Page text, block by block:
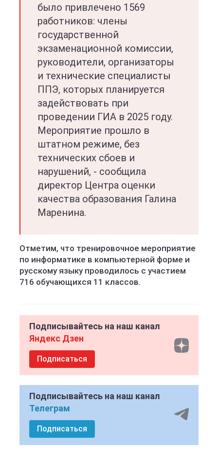
было привлечено 1569
работников: члены
государственной
экзаменационной комиссии,
руководители, организаторы
и технические специалисты
ППЭ, которых планируется
задействовать при
проведении ГИА в 2025 году.
Мероприятие прошло в
штатном режиме, без
технических сбоев и
нарушений, - сообщила
директор Центра оценки
качества образования Галина
Маренина.
Отметим, что тренировочное мероприятие
по информатике в компьютерной форме и
русскому языку проводилось с участием
716 обучающихся 11 классов.
Подписывайтесь на наш канал
Яндекс Дзен
Подписаться
Подписывайтесь на наш канал
Телеграм
Подписаться